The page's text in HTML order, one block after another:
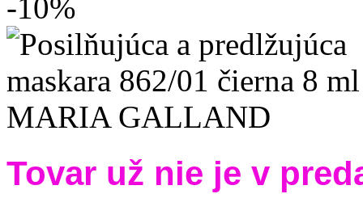
-10%
Tovar už nie je v